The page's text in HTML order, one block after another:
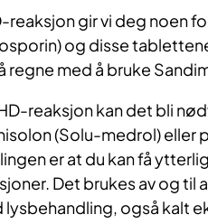
gir vi deg noen
og disse
med å bruke
reaksjon kan det bli
(Solu-medrol) eller
er at du kan få
Det brukes av og til
lysbehandling, også kalt